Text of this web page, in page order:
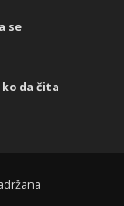
se
da čita